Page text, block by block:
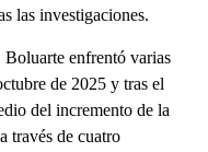
las investigaciones.
Boluarte enfrentó varias
de 2025 y tras el
del incremento de la
través de cuatro